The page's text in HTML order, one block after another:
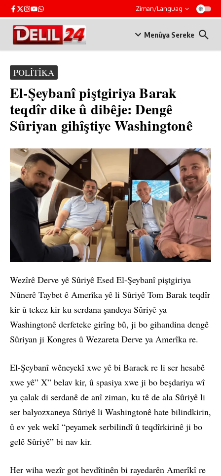
Skip to content Ziman/Languag
Menûya Sereke
POLÎTÎKA
El-Şeybanî piştgiriya Barak
teqdîr dike û dibêje: Dengê
Sûriyan gihîştiye Washingtonê
Wezîrê Derve yê Sûriyê Esed El-Şeybanî piştgiriya
Nûnerê Taybet ê Amerîka yê li Sûriyê Tom Barak teqdîr
kir û tekez kir ku serdana şandeya Sûriyê ya
Washingtonê derfeteke girîng bû, ji bo gihandina dengê
Sûriyan ji Kongres û Wezareta Derve ya Amerîka re.
El-Şeybanî wêneyekî xwe yê bi Barack re li ser hesabê
xwe yê” X” belav kir, û spasiya xwe ji bo beşdariya wî
ya çalak di serdanê de anî ziman, ku tê de ala Sûriyê li
ser balyozxaneya Sûriyê li Washingtonê hate bilindkirin,
û ev yek wekî “peyamek serbilindî û teqdîrkirinê ji bo
gelê Sûriyê” bi nav kir.
Her wiha wezîr got hevdîtinên bi rayedarên Amerîkî re